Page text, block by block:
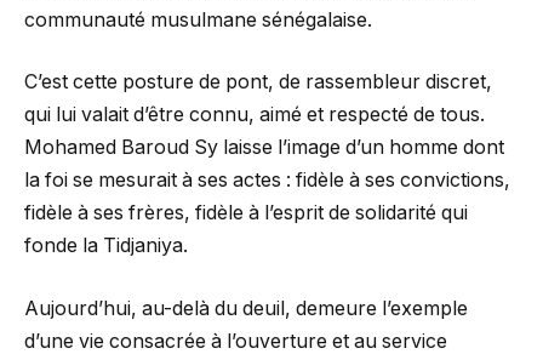
communauté musulmane sénégalaise.
C’est cette posture de pont, de rassembleur discret,
qui lui valait d’être connu, aimé et respecté de tous.
Mohamed Baroud Sy laisse l’image d’un homme dont
la foi se mesurait à ses actes : fidèle à ses convictions,
fidèle à ses frères, fidèle à l’esprit de solidarité qui
fonde la Tidjaniya.
Aujourd’hui, au-delà du deuil, demeure l’exemple
d’une vie consacrée à l’ouverture et au service